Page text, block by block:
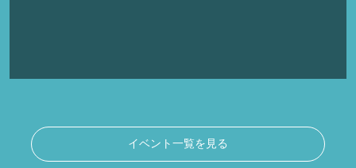
イベント一覧を見る